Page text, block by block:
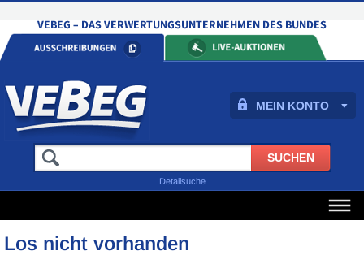
MEIN KONTO
Detailsuche
Los nicht vorhanden